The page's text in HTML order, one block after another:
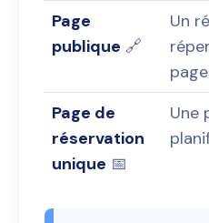
Page
publique 🔗
Un
Page de
réservation
unique 📅
Une